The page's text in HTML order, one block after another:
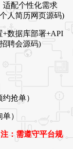
适配个性化需求
人简历网页源码)
+数据库部署+API
聘会源码)
抢单）
）
注：需遵守平台规